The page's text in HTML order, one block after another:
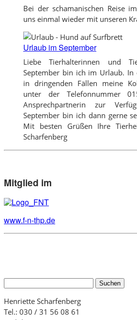
Bei der schamanischen Reise
uns einmal wieder mit unseren
Urlaub im September
Liebe Tierhalterinnen und
September bin ich im Urlaub. In
in dringenden Fällen meine
unter der Telefonnummer
Ansprechpartnerin zur
September bin ich dann gerne
Mit besten Grüßen Ihre
Scharfenberg
Mitglied im
www.f-n-thp.de
Suchen
Henriette Scharfenberg
Tel.: 030 / 31 56 08 61